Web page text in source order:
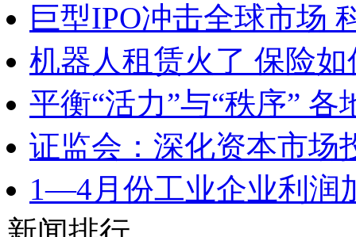
巨型IPO冲击全球市场
机器人租赁火了 保险
平衡“活力”与“秩序”
证监会：深化资本市场
1—4月份工业企业利润